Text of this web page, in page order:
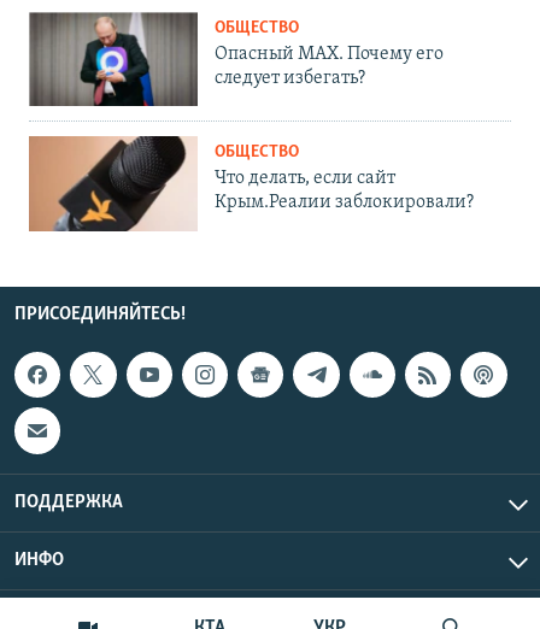
ОБЩЕСТВО
Опасный MAX. Почему его
следует избегать?
ОБЩЕСТВО
Что делать, если сайт
Крым.Реалии заблокировали?
ПРИСОЕДИНЯЙТЕСЬ!
ПОДДЕРЖКА
ИНФО
Copyright Крым.Реалии, 2026 | Все права защищены.
UTC+3